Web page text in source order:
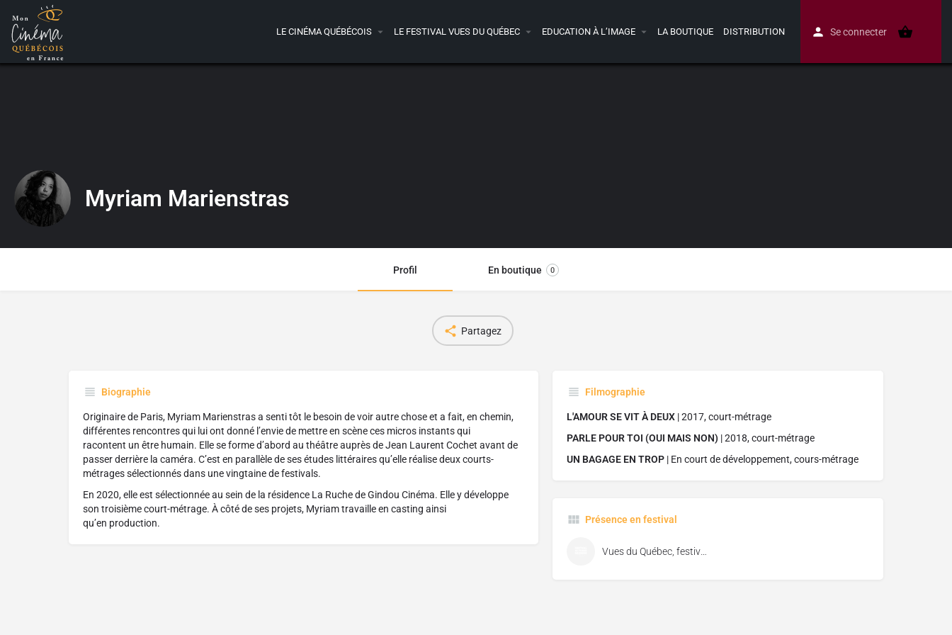
LE CINÉMA QUÉBÉCOIS LE FESTIVAL VUES DU QUÉBEC EDUCATION À L’IMAGE LA BOUTIQUE DISTRIBUTION Se connecter
Myriam Marienstras
Profil En boutique 0
Partagez
Biographie
Originaire de Paris, Myriam Marienstras a senti tôt le besoin de voir autre chose et a fait, en chemin,
différentes rencontres qui lui ont donné l’envie de mettre en scène ces micros instants qui
racontent un être humain. Elle se forme d’abord au théâtre auprès de Jean Laurent Cochet avant de
passer derrière la caméra. C’est en parallèle de ses études littéraires qu’elle réalise deux courts-
métrages sélectionnés dans une vingtaine de festivals.
En 2020, elle est sélectionnée au sein de la résidence La Ruche de Gindou Cinéma. Elle y développe
son troisième court-métrage. À côté de ses projets, Myriam travaille en casting ainsi
qu’en production.
Filmographie
L'AMOUR SE VIT À DEUX | 2017, court-métrage
PARLE POUR TOI (OUI MAIS NON) | 2018, court-métrage
UN BAGAGE EN TROP| En court de développement, cours-métrage
Présence en festival
Vues du Québec, festival de cinéma de Florac